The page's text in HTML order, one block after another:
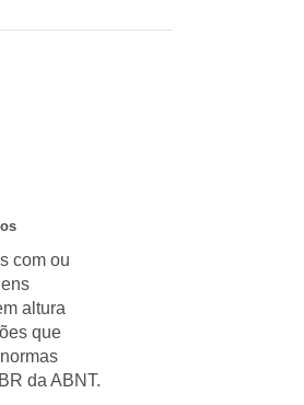
com ou
altura
que
da ABNT.